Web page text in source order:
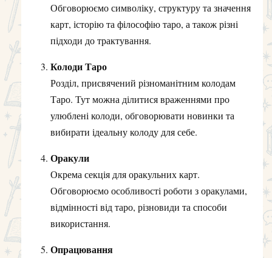
Обговорюємо символіку, структуру та значення
карт, історію та філософію таро, а також різні
підходи до трактування.
Колоди Таро
Розділ, присвячений різноманітним колодам
Таро. Тут можна ділитися враженнями про
улюблені колоди, обговорювати новинки та
вибирати ідеальну колоду для себе.
Оракули
Окрема секція для оракульних карт.
Обговорюємо особливості роботи з оракулами,
відмінності від таро, різновиди та способи
використання.
Опрацювання